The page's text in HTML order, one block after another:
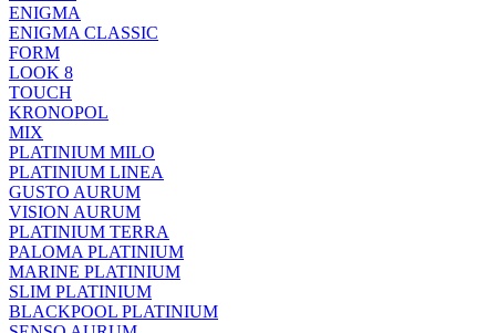
ENIGMA
ENIGMA CLASSIC
FORM
LOOK 8
TOUCH
KRONOPOL
MIX
PLATINIUM MILO
PLATINIUM LINEA
GUSTO AURUM
VISION AURUM
PLATINIUM TERRA
PALOMA PLATINIUM
MARINE PLATINIUM
SLIM PLATINIUM
BLACKPOOL PLATINIUM